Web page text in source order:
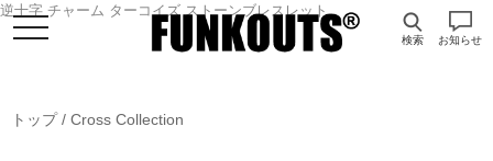
逆十字 チャーム ターコイズ ストーンブレスレット
検索 お知らせ
トップ/ Cross Collection